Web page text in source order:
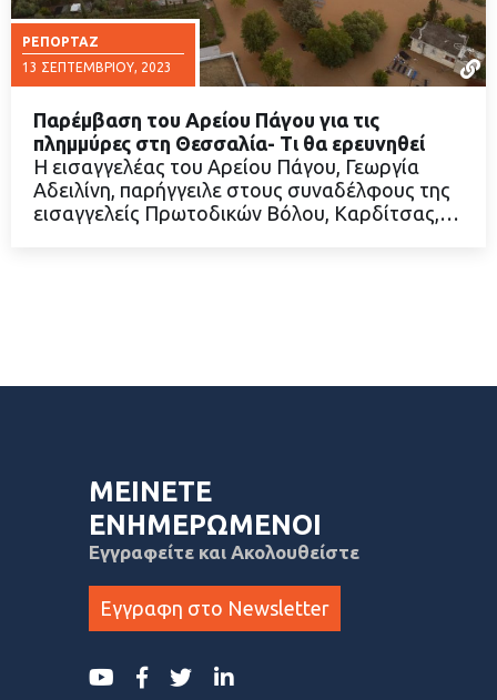
ΡΕΠΟΡΤΆΖ
13 ΣΕΠΤΕΜΒΡΊΟΥ, 2023
ΔΙΑΒΑΣΤΕ ΠΕΡΙΣΣΟΤΕΡΑ
Παρέμβαση του Αρείου Πάγου για τις
πλημμύρες στη Θεσσαλία- Τι θα ερευνηθεί
Η εισαγγελέας του Αρείου Πάγου, Γεωργία
Αδειλίνη, παρήγγειλε στους συναδέλφους της
εισαγγελείς Πρωτοδικών Βόλου, Καρδίτσας,…
ΜΕΙΝΕΤΕ
ΕΝΗΜΕΡΩΜΕΝΟΙ
Εγγραφείτε και Ακολουθείστε
Εγγραφη στο Newsletter